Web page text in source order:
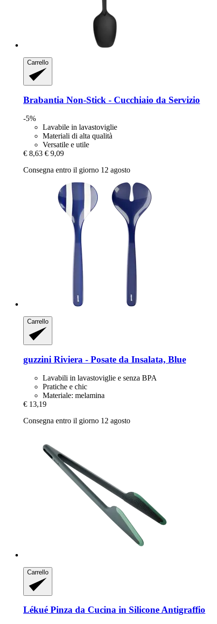
Carrello
Brabantia Non-​Stick -​ Cucchiaio da Servizio
-5%
Lavabile in lavastoviglie
Materiali di alta qualità
Versatile e utile
€ 8,63 € 9,09
Consegna entro il giorno 12 agosto
Carrello
guzzini Riviera -​ Posate da Insalata, Blue
Lavabili in lavastoviglie e senza BPA
Pratiche e chic
Materiale: melamina
€ 13,19
Consegna entro il giorno 12 agosto
Carrello
Lékué Pinza da Cucina in Silicone Antigraffio